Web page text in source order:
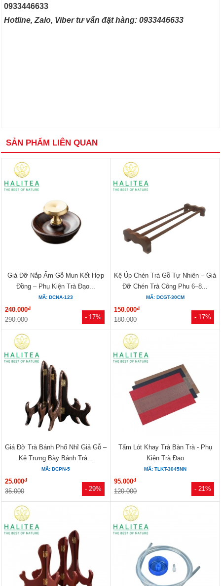
0933446633
Hotline, Zalo, Viber tư vấn đặt hàng: 0933446633
SẢN PHẨM LIÊN QUAN
- 17%
Giá Đỡ Nắp Ấm Gỗ Mun Kết Hợp
Đồng – Phụ Kiện Trà Đạo...
MÃ: DCNA-123
240.000đ
290.000 - 17%
Kệ Úp Chén Trà Gỗ Tự Nhiên – Giá
Đỡ Chén Trà Công Phu 6–8...
MÃ: DCGT-30CM
150.000đ
180.000
- 29%
Giá Đỡ Trà Bánh Phổ Nhĩ Giả Gỗ –
Kệ Trưng Bày Bánh Trà...
MÃ: DCPN-5
25.000đ
35.000 - 21%
Tấm Lót Khay Trà Bàn Trà - Phụ
Kiện Trà Đạo
MÃ: TLKT-3045NN
95.000đ
120.000